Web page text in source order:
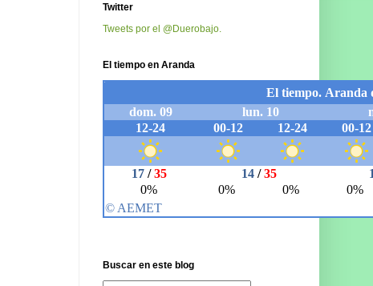
Twitter
Tweets por el @Duerobajo.
El tiempo en Aranda
Buscar en este blog